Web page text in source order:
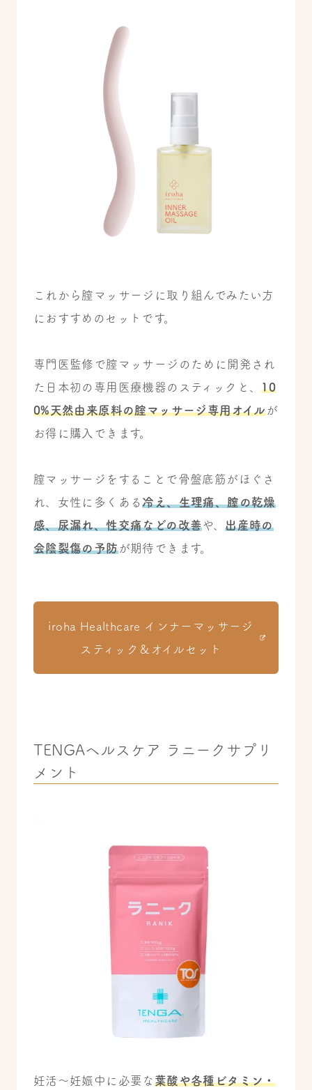
これから膣マッサージに取り組んでみたい方
におすすめのセットです。
専門医監修で膣マッサージのために開発され
た日本初の専用医療機器のスティック と、10
0%天然由来原料の腟マッサージ専用オイルが
お得に購入できます。
膣マッサージをすることで骨盤底筋がほぐさ
れ、女性に多くある冷え、生理痛、膣の乾燥
感、尿漏れ、性交痛などの改善や、出産時の
会陰裂傷の予防が期待できます。
iroha Healthcare インナーマッサージ
スティック＆オイルセット
TENGAヘルスケア ラニークサプリ
メント
妊活〜妊娠中に必要な葉酸や各種ビタミン・